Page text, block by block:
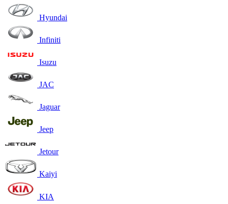
Hyundai
Infiniti
Isuzu
JAC
Jaguar
Jeep
Jetour
Kaiyi
KIA